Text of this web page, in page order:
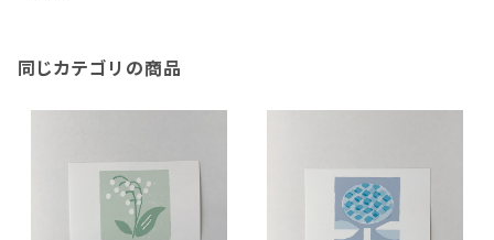
同じカテゴリの商品